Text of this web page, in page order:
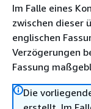
Im Falle eines
zwischen dieser
englischen
Verzögerungen
Fassung
Die